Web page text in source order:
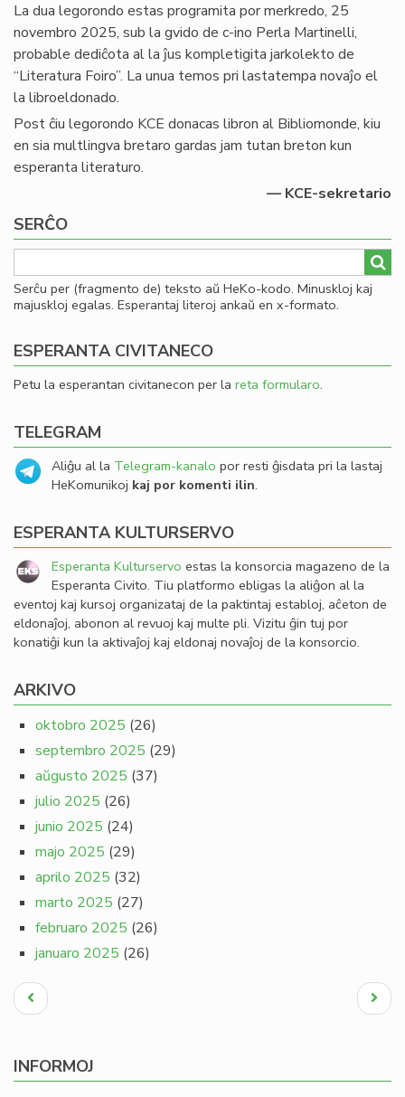
La dua legorondo estas programita por merkredo, 25
novembro 2025, sub la gvido de c-ino Perla Martinelli,
probable dediĉota al la ĵus kompletigita jarkolekto de
“Literatura Foiro”. La unua temos pri lastatempa novaĵo el
la libroeldonado.
Post ĉiu legorondo KCE donacas libron al Bibliomonde, kiu
en sia multlingva bretaro gardas jam tutan breton kun
esperanta literaturo.
— KCE-sekretario
SERĈO
Serĉu per (fragmento de) teksto aŭ HeKo-kodo. Minuskloj kaj
majuskloj egalas. Esperantaj literoj ankaŭ en x-formato.
ESPERANTA CIVITANECO
Petu la esperantan civitanecon per la reta formularo.
TELEGRAM
Aliĝu al la Telegram-kanalo por resti ĝisdata pri la lastaj
HeKomunikoj kaj por komenti ilin.
ESPERANTA KULTURSERVO
Esperanta Kulturservo estas la konsorcia magazeno de la
Esperanta Civito. Tiu platformo ebligas la aliĝon al la
eventoj kaj kursoj organizataj de la paktintaj establoj, aĉeton de
eldonaĵoj, abonon al revuoj kaj multe pli. Vizitu ĝin tuj por
konatiĝi kun la aktivaĵoj kaj eldonaj novaĵoj de la konsorcio.
ARKIVO
oktobro 2025 (26)
septembro 2025 (29)
aŭgusto 2025 (37)
julio 2025 (26)
junio 2025 (24)
majo 2025 (29)
aprilo 2025 (32)
marto 2025 (27)
februaro 2025 (26)
januaro 2025 (26)
Pagination
Antaŭa
paĝo
Next
page
INFORMOJ